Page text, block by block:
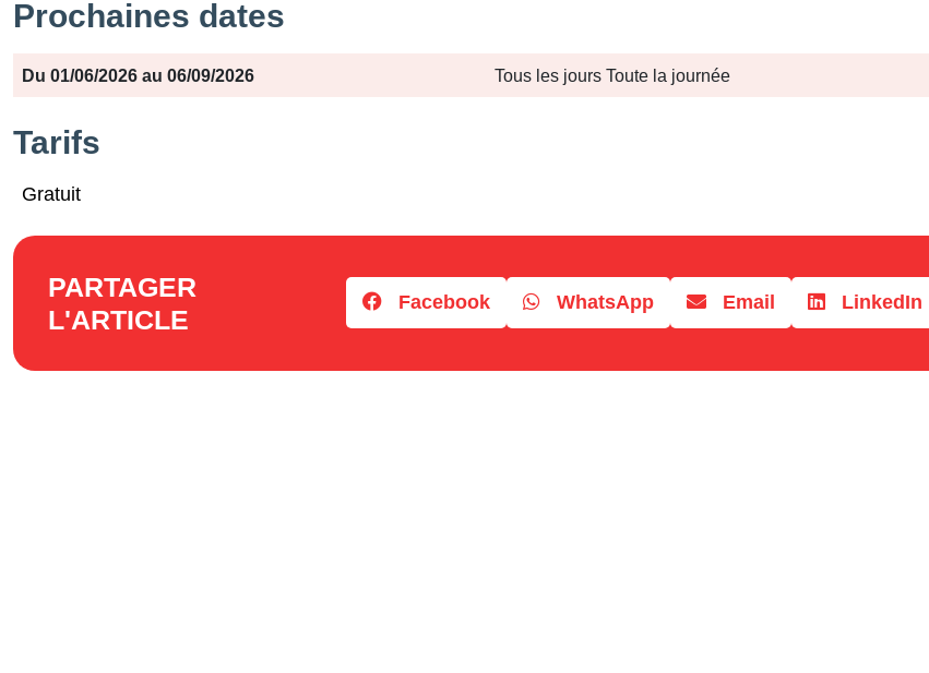
Prochaines dates
Période Jours Horaires
Du 01/06/2026 au 06/09/2026 Tous les jours Toute la journée
Tarifs
Gratuit
PARTAGER
L'ARTICLE
Facebook WhatsApp Email LinkedIn